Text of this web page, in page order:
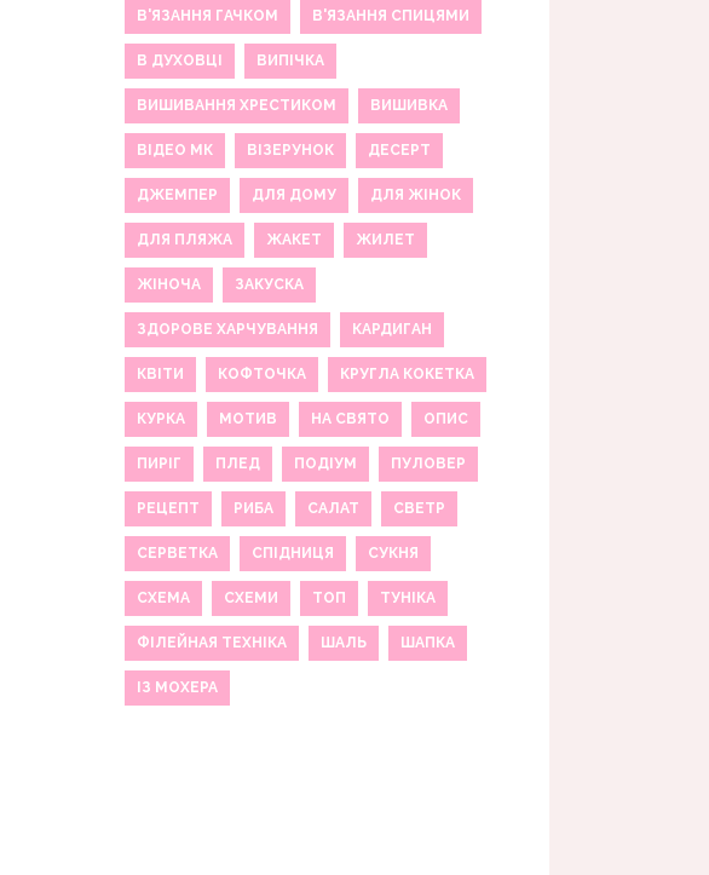
В'ЯЗАННЯ ГАЧКОМ В'ЯЗАННЯ СПИЦЯМИ
В ДУХОВЦІ ВИПІЧКА
ВИШИВАННЯ ХРЕСТИКОМ ВИШИВКА
ВІДЕО МК ВІЗЕРУНОК ДЕСЕРТ
ДЖЕМПЕР ДЛЯ ДОМУ ДЛЯ ЖІНОК
ДЛЯ ПЛЯЖА ЖАКЕТ ЖИЛЕТ
ЖІНОЧА ЗАКУСКА
ЗДОРОВЕ ХАРЧУВАННЯ КАРДИГАН
КВІТИ КОФТОЧКА КРУГЛА КОКЕТКА
КУРКА МОТИВ НА СВЯТО ОПИС
ПИРІГ ПЛЕД ПОДІУМ ПУЛОВЕР
РЕЦЕПТ РИБА САЛАТ СВЕТР
СЕРВЕТКА СПІДНИЦЯ СУКНЯ
СХЕМА СХЕМИ ТОП ТУНІКА
ФІЛЕЙНАЯ ТЕХНІКА ШАЛЬ ШАПКА
ІЗ МОХЕРА